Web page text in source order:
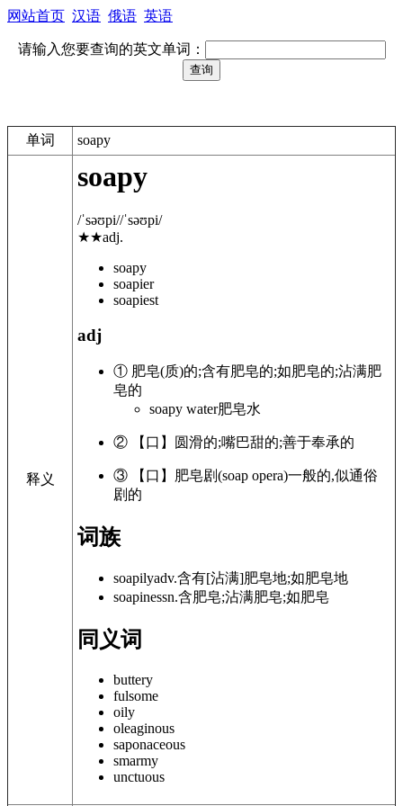
网站首页 汉语 俄语 英语
请输入您要查询的英文单词：
单词 soapy
释义
soapy
/ˈsəʊpi//ˈsəʊpi/
★★adj.
soapy
soapier
soapiest
adj
① 肥皂(质)的;含有肥皂的;如肥皂的;沾满肥
皂的
soapy water肥皂水
② 【口】圆滑的;嘴巴甜的;善于奉承的
③ 【口】肥皂剧(soap opera)一般的,似通俗
剧的
词族
soapilyadv.含有[沾满]肥皂地;如肥皂地
soapinessn.含肥皂;沾满肥皂;如肥皂
同义词
buttery
fulsome
oily
oleaginous
saponaceous
smarmy
unctuous